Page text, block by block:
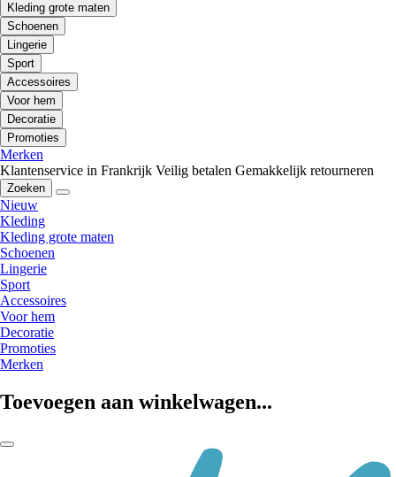
Kleding grote maten
Schoenen
Lingerie
Sport
Accessoires
Voor hem
Decoratie
Promoties
Merken
Klantenservice in Frankrijk Veilig betalen Gemakkelijk retourneren
Zoeken
Nieuw
Kleding
Kleding grote maten
Schoenen
Lingerie
Sport
Accessoires
Voor hem
Decoratie
Promoties
Merken
Toevoegen aan winkelwagen...